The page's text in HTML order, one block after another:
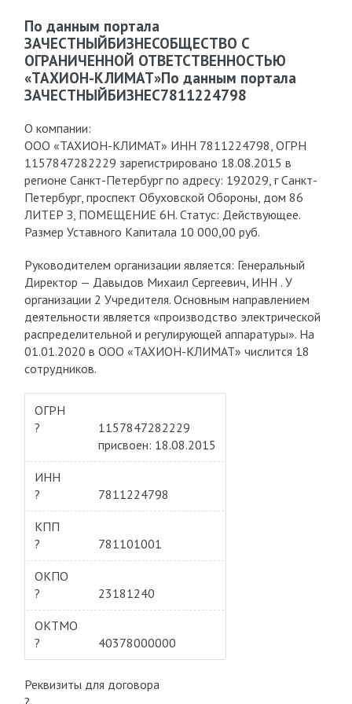
По данным портала
ЗАЧЕСТНЫЙБИЗНЕСОБЩЕСТВО С
ОГРАНИЧЕННОЙ ОТВЕТСТВЕННОСТЬЮ
«ТАХИОН-КЛИМАТ»По данным портала
ЗАЧЕСТНЫЙБИЗНЕС7811224798
О компании:
ООО «ТАХИОН-КЛИМАТ» ИНН 7811224798, ОГРН
1157847282229 зарегистрировано 18.08.2015 в
регионе Санкт-Петербург по адресу: 192029, г Санкт-
Петербург, проспект Обуховской Обороны, дом 86
ЛИТЕР З, ПОМЕЩЕНИЕ 6Н. Статус: Действующее.
Размер Уставного Капитала 10 000,00 руб.
Руководителем организации является: Генеральный
Директор — Давыдов Михаил Сергеевич, ИНН . У
организации 2 Учредителя. Основным направлением
деятельности является «производство электрической
распределительной и регулирующей аппаратуры». На
01.01.2020 в ООО «ТАХИОН-КЛИМАТ» числится 18
сотрудников.
ОГРН
?
1157847282229
присвоен: 18.08.2015
ИНН
?
7811224798
КПП
?
781101001
ОКПО
?
23181240
ОКТМО
?
40378000000
Реквизиты для договора